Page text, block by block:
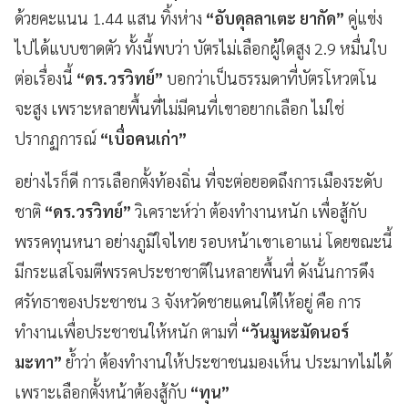
ด้วยคะแนน 1.44 แสน ทิ้งห่าง “อับดุลลาเตะ ยากัด” คู่แข่ง
ไปได้แบบขาดตัว ทั้งนี้พบว่า บัตรไม่เลือกผู้ใดสูง 2.9 หมื่นใบ
ต่อเรื่องนี้ “ดร.วรวิทย์” บอกว่าเป็นธรรมดาที่บัตรโหวตโน
จะสูง เพราะหลายพื้นที่ไม่มีคนที่เขาอยากเลือก ไม่ใช่
ปรากฏการณ์ “เบื่อคนเก่า”
อย่างไรก็ดี การเลือกตั้งท้องถิ่น ที่จะต่อยอดถึงการเมืองระดับ
ชาติ “ดร.วรวิทย์” วิเคราะห์ว่า ต้องทำงานหนัก เพื่อสู้กับ
พรรคทุนหนา อย่างภูมิใจไทย รอบหน้าเขาเอาแน่ โดยขณะนี้
มีกระแสโจมตีพรรคประชาชาติในหลายพื้นที่ ดังนั้นการดึง
ศรัทธาของประชาชน 3 จังหวัดชายแดนใต้ให้อยู่ คือ การ
ทำงานเพื่อประชาชนให้หนัก ตามที่ “วันมูหะมัดนอร์
มะทา” ย้ำว่า ต้องทำงานให้ประชาชนมองเห็น ประมาทไม่ได้
เพราะเลือกตั้งหน้าต้องสู้กับ “ทุน”